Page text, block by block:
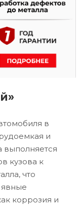
в
и
выполняется
кузова к
что
явные
коррозия и